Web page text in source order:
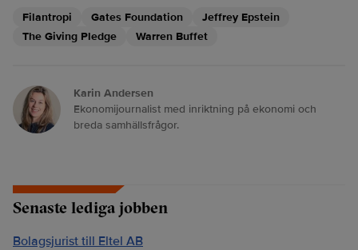
Filantropi Gates Foundation
Jeffrey Epstein
The Giving Pledge
Warren Buffet
Karin Andersen
Ekonomijournalist med inriktning på ekonomi och
breda samhällsfrågor.
Senaste lediga jobben
Bolagsjurist till Eltel AB